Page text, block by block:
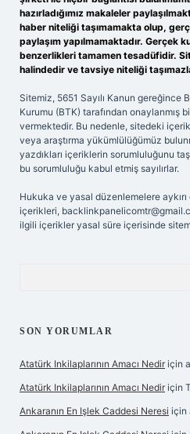
hazırladığımız makaleler
haber niteliği taşımamakta olup,
paylaşım yapılmamaktadır. Gerçek
benzerlikleri tamamen tesadüfidir.
halindedir ve tavsiye niteliği
Sitemiz, 5651 Sayılı Kanun gereğince
Kurumu (BTK) tarafından onaylanmış
vermektedir. Bu nedenle, sitedeki
veya araştırma yükümlülüğümüz
yazdıkları içeriklerin sorumluluğunu
bu sorumluluğu kabul etmiş sayılırlar.
Hukuka ve yasal düzenlemelere
içerikleri,
ilgili içerikler yasal süre içerisinde
SON YORUMLAR
Atatürk Inkilaplarının Amacı Nedir için
Atatürk Inkilaplarının Amacı Nedir için
Ankaranın En Işlek Caddesi Neresi için